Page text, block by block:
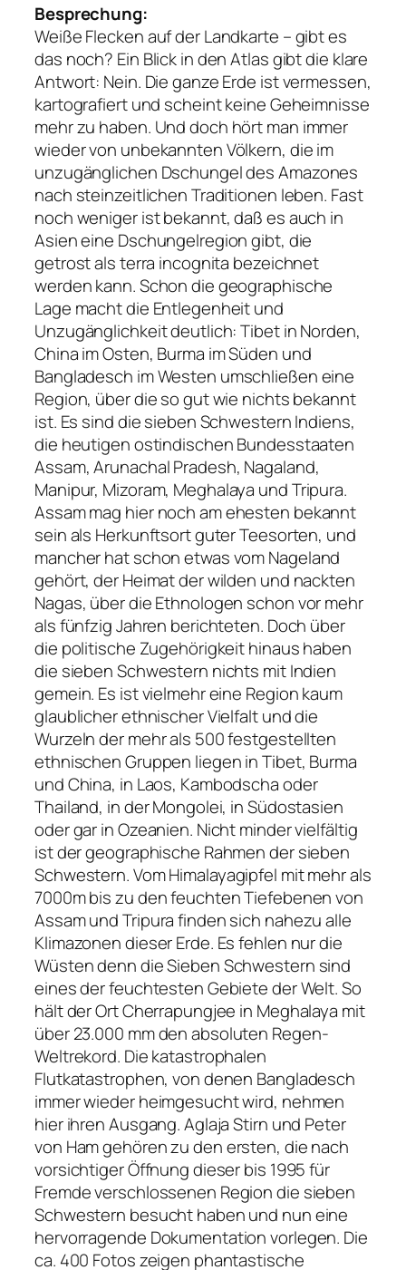
Besprechung:
Weiße Flecken auf der Landkarte – gibt es
das noch? Ein Blick in den Atlas gibt die klare
Antwort: Nein. Die ganze Erde ist vermessen,
kartografiert und scheint keine Geheimnisse
mehr zu haben. Und doch hört man immer
wieder von unbekannten Völkern, die im
unzugänglichen Dschungel des Amazones
nach steinzeitlichen Traditionen leben. Fast
noch weniger ist bekannt, daß es auch in
Asien eine Dschungelregion gibt, die
getrost als terra incognita bezeichnet
werden kann. Schon die geographische
Lage macht die Entlegenheit und
Unzugänglichkeit deutlich: Tibet in Norden,
China im Osten, Burma im Süden und
Bangladesch im Westen umschließen eine
Region, über die so gut wie nichts bekannt
ist. Es sind die sieben Schwestern Indiens,
die heutigen ostindischen Bundesstaaten
Assam, Arunachal Pradesh, Nagaland,
Manipur, Mizoram, Meghalaya und Tripura.
Assam mag hier noch am ehesten bekannt
sein als Herkunftsort guter Teesorten, und
mancher hat schon etwas vom Nageland
gehört, der Heimat der wilden und nackten
Nagas, über die Ethnologen schon vor mehr
als fünfzig Jahren berichteten. Doch über
die politische Zugehörigkeit hinaus haben
die sieben Schwestern nichts mit Indien
gemein. Es ist vielmehr eine Region kaum
glaublicher ethnischer Vielfalt und die
Wurzeln der mehr als 500 festgestellten
ethnischen Gruppen liegen in Tibet, Burma
und China, in Laos, Kambodscha oder
Thailand, in der Mongolei, in Südostasien
oder gar in Ozeanien. Nicht minder vielfältig
ist der geographische Rahmen der sieben
Schwestern. Vom Himalayagipfel mit mehr als
7000m bis zu den feuchten Tiefebenen von
Assam und Tripura finden sich nahezu alle
Klimazonen dieser Erde. Es fehlen nur die
Wüsten denn die Sieben Schwestern sind
eines der feuchtesten Gebiete der Welt. So
hält der Ort Cherrapungjee in Meghalaya mit
über 23.000 mm den absoluten Regen-
Weltrekord. Die katastrophalen
Flutkatastrophen, von denen Bangladesch
immer wieder heimgesucht wird, nehmen
hier ihren Ausgang. Aglaja Stirn und Peter
von Ham gehören zu den ersten, die nach
vorsichtiger Öffnung dieser bis 1995 für
Fremde verschlossenen Region die sieben
Schwestern besucht haben und nun eine
hervorragende Dokumentation vorlegen. Die
ca. 400 Fotos zeigen phantastische